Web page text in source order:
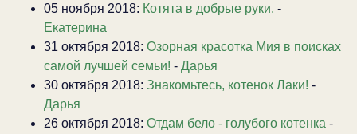
05 ноября 2018: Котята в добрые руки. -
Екатерина
31 октября 2018: Озорная красотка Мия в поисках
самой лучшей семьи! - Дарья
30 октября 2018: Знакомьтесь, котенок Лаки! -
Дарья
26 октября 2018: Отдам бело - голубого котенка -